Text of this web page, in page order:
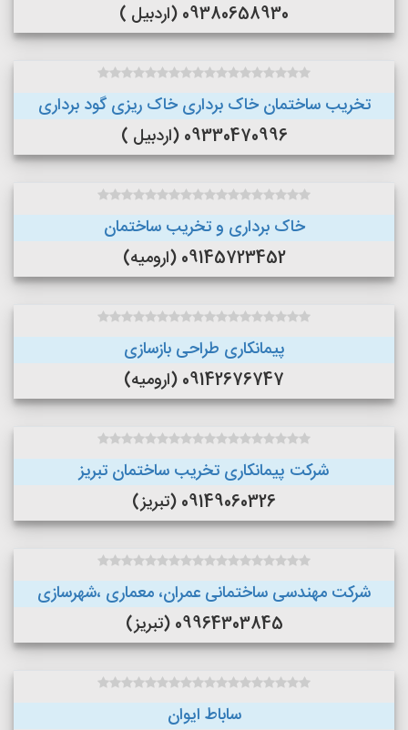
09380658930 (اردبیل )
تخریب ساختمان خاک برداری خاک ریزی گود برداری
09330470996 (اردبیل )
خاک برداری و تخریب ساختمان
09145723452 (ارومیه)
پیمانکاری طراحی بازسازی
09142676747 (ارومیه)
شرکت پیمانکاری تخریب ساختمان تبریز
09149060326 (تبریز)
شرکت مهندسی ساختمانی عمران، معماری ،شهرسازی
09964303845 (تبریز)
ساباط ایوان